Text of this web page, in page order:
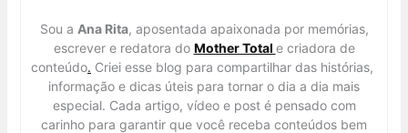
Sou a Ana Rita, aposentada apaixonada por memórias,
escrever e redatora do Mother Total e criadora de
conteúdo. Criei esse blog para compartilhar das histórias,
informação e dicas úteis para tornar o dia a dia mais
especial. Cada artigo, vídeo e post é pensado com
carinho para garantir que você receba conteúdos bem